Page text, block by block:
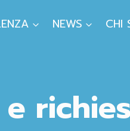
NEWS CHI